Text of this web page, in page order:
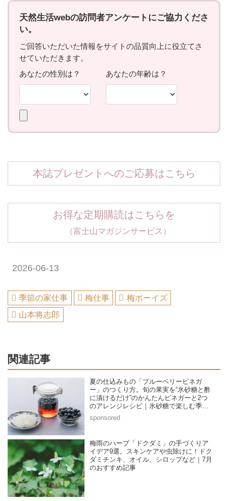
本誌プレゼントへのご応募はこちら
お得な定期購読はこちらを
（富士山マガジンサービス）
2026-06-13
季節の家仕事 梅仕事
梅ボーイズ
山本将志郎
関連記事
夏の仕込みもの「ブルーベリービネガ
ー」のつくり方。旬の果実を“氷砂糖と酢
に漬けるだけ”のかんたんビネガーと2つ
のアレンジレシピ｜氷砂糖で楽しむ季節
の家仕事／榎本美沙さん
梅雨のハーブ「ドクダミ」の手づくりア
イデア9選。スキンケアや虫除けに！ドク
ダミチンキ、オイル、シロップなど｜7月
のおすすめ記事